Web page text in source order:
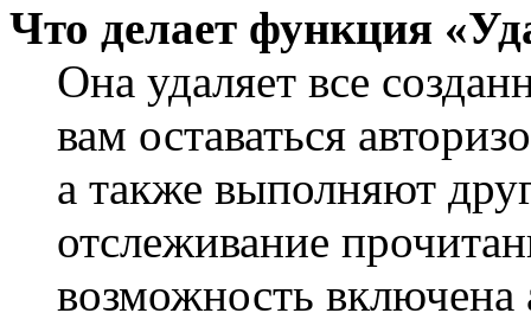
Что делает функция
Она удаляет все
вам оставаться
а также выполняют
отслеживание
возможность